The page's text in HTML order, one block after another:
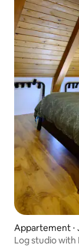
Appartement ⋅
Log studio with